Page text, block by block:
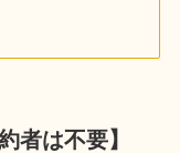
者は不要】